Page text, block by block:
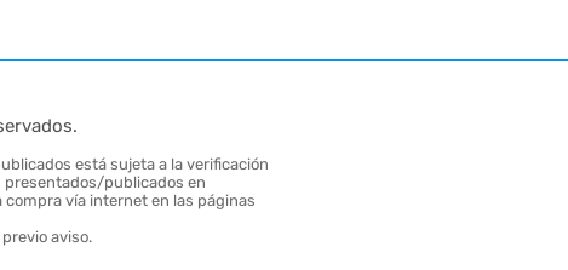
está sujeta a la verificación
presentados/publicados en
vía internet en las páginas
aviso.